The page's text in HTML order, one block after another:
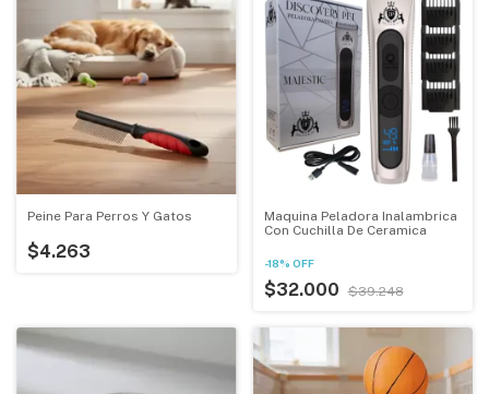
Peine Para Perros Y Gatos
$4.263
Maquina Peladora Inalambrica
Con Cuchilla De Ceramica
-18% OFF
$32.000 $39.248